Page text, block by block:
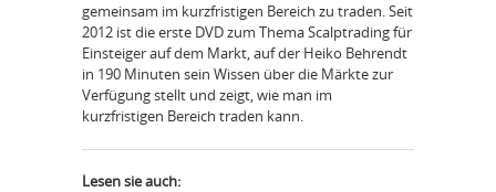
gemeinsam im kurzfristigen Bereich zu traden. Seit
2012 ist die erste DVD zum Thema Scalptrading für
Einsteiger auf dem Markt, auf der Heiko Behrendt
in 190 Minuten sein Wissen über die Märkte zur
Verfügung stellt und zeigt, wie man im
kurzfristigen Bereich traden kann.
Lesen sie auch: